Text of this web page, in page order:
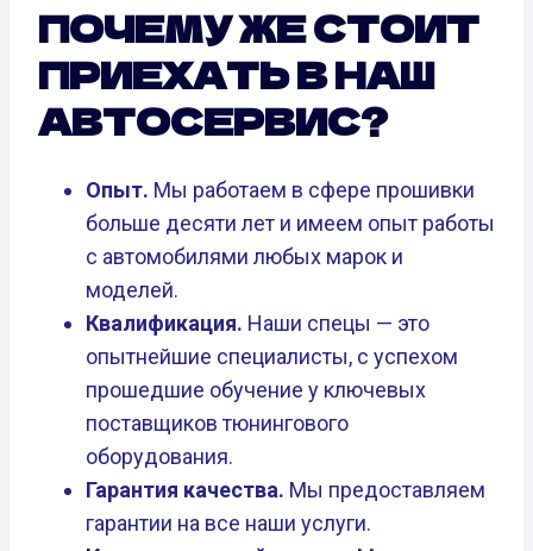
ПОЧЕМУ ЖЕ СТОИТ
ПРИЕХАТЬ В НАШ
АВТОСЕРВИС?
Опыт. Мы работаем в сфере прошивки
больше десяти лет и имеем опыт работы
с автомобилями любых марок и
моделей.
Квалификация. Наши спецы — это
опытнейшие специалисты, с успехом
прошедшие обучение у ключевых
поставщиков тюнингового
оборудования.
Гарантия качества. Мы предоставляем
гарантии на все наши услуги.